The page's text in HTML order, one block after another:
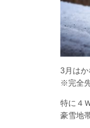
3月は
※完全
特に４
豪雪地